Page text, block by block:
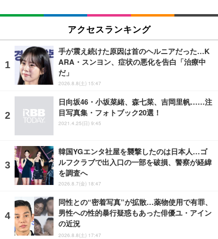
アクセスランキング
手が震え続けた原因は首のヘルニアだった…K
ARA・スンヨン、症状の悪化を告白「治療中
だ」
2026.8.8(土) 15:47
日向坂46・小坂菜緒、森七菜、吉岡里帆……注
目写真集・フォトブック20選！
2021.4.25(日) 9:45
韓国YGエンタ社屋を襲撃したのは日本人…ゴ
ルフクラブで出入口の一部を破損、警察が経緯
を調査へ
2026.8.7(金) 18:47
同性との“密着写真”が拡散…薬物使用で有罪、
男性への性的暴行疑惑もあった俳優ユ・アイン
の近況
2026.8.8(土) 17:47